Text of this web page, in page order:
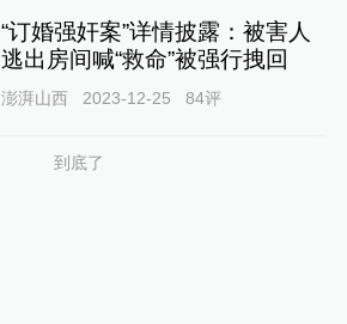
“订婚强奸案”详情披露：被害人
逃出房间喊“救命”被强行拽回
澎湃山西 2023-12-25 84评
到底了